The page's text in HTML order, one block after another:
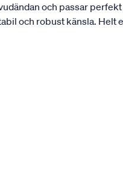
och passar
och robust känsla. Helt